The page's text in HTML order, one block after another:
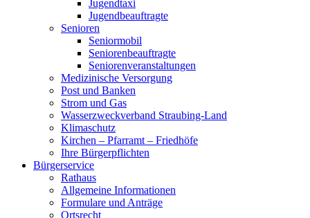
Jugendtaxi
Jugendbeauftragte
Senioren
Seniormobil
Seniorenbeauftragte
Seniorenveranstaltungen
Medizinische Versorgung
Post und Banken
Strom und Gas
Wasserzweckverband Straubing-Land
Klimaschutz
Kirchen – Pfarramt – Friedhöfe
Ihre Bürgerpflichten
Bürgerservice
Rathaus
Allgemeine Informationen
Formulare und Anträge
Ortsrecht